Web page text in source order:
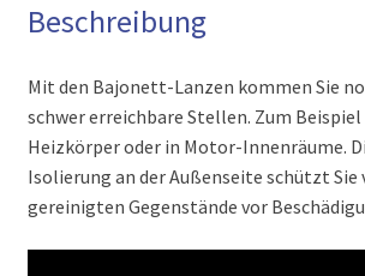
Beschreibung
Mit den Bajonett-Lanzen kommen Sie
schwer erreichbare Stellen. Zum
Heizkörper oder in Motor-Innenräume.
Isolierung an der Außenseite schützt Sie
gereinigten Gegenstände vor